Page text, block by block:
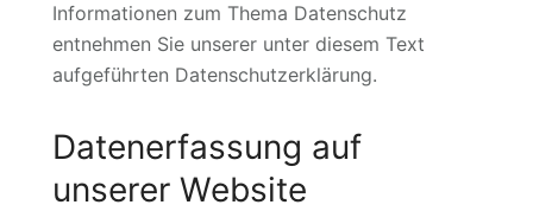
Informationen zum Thema Datenschutz
entnehmen Sie unserer unter diesem Text
aufgeführten Datenschutzerklärung.
Datenerfassung auf
unserer Website